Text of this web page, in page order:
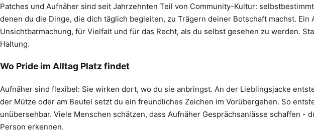
Patches und Aufnäher sind seit Jahrzehnten Teil von Community-Kultur:
denen du die Dinge, die dich täglich begleiten, zu Trägern deiner Botschaft machst.
Unsichtbarmachung, für Vielfalt und für das Recht, als du selbst gesehen zu werden.
Haltung.
Wo Pride im Alltag Platz findet
Aufnäher sind flexibel: Sie wirken dort, wo du sie anbringst. An der Lieblingsjacke
der Mütze oder am Beutel setzt du ein freundliches Zeichen im Vorübergehen. So
unübersehbar. Viele Menschen schätzen, dass Aufnäher Gesprächsanlässe schaffen
Person erkennen.